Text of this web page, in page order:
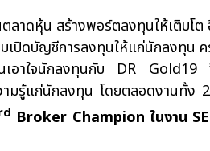
หุ้น สร้างพอร์ตลงทุนให้เติบโต
เปิดบัญชีการลงทุนให้แก่นักลงทุน
เอาใจนักลงทุนกับ DR Gold19
มรู้แก่นักลงทุน โดยตลอดงานทั้ง
Broker Champion ในงาน